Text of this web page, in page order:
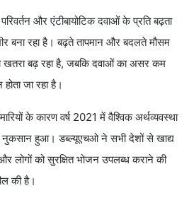
और एंटीबायोटिक दवाओं के प्रति बढ़ता
बना रहा है। बढ़ते तापमान और बदलते मौसम
बढ़ रहा है, जबकि दवाओं का असर कम
जा रहा है।
के कारण वर्ष 2021 में वैश्विक अर्थव्यवस्था
हुआ। डब्ल्यूएचओ ने सभी देशों से खाद्य
लोगों को सुरक्षित भोजन उपलब्ध कराने की
की है।